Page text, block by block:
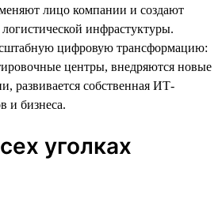
лицо компании и создают
инфрастуктуры.
цифровую трансформацию:
центры, внедряются новые
развивается собственная ИТ-
и бизнеса.
уголках